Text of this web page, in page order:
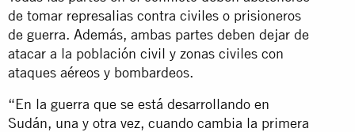
de tomar represalias contra civiles o prisioneros
de guerra. Además, ambas partes deben dejar de
atacar a la población civil y zonas civiles con
ataques aéreos y bombardeos.
“En la guerra que se está desarrollando en
Sudán, una y otra vez, cuando cambia la primera